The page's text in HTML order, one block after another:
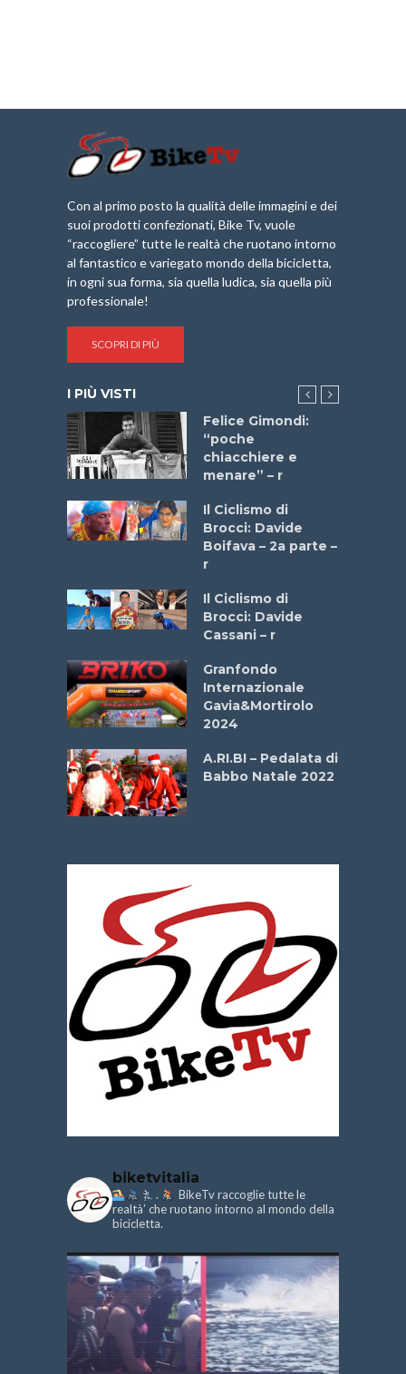
Con al primo posto la qualità delle immagini e dei
suoi prodotti confezionati, Bike Tv, vuole
“raccogliere” tutte le realtà che ruotano intorno
al fantastico e variegato mondo della bicicletta,
in ogni sua forma, sia quella ludica, sia quella più
professionale!
SCOPRI DI PIÙ
I PIÙ VISTI
Felice Gimondi:
“poche
chiacchiere e
menare” – r
Il Ciclismo di
Brocci: Davide
Boifava – 2a parte –
r
Il Ciclismo di
Brocci: Davide
Cassani – r
Granfondo
Internazionale
Gavia&Mortirolo
2024
A.RI.BI – Pedalata di
Babbo Natale 2022
biketvitalia
.
BikeTv raccoglie tutte le
realtà’ che ruotano intorno al mondo della
bicicletta.